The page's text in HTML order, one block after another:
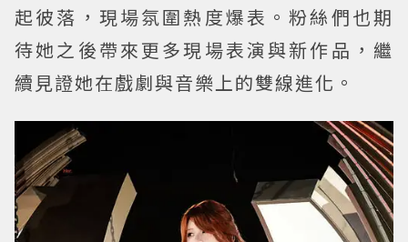
起彼落，現場氛圍熱度爆表。粉絲們也期
待她之後帶來更多現場表演與新作品，繼
續見證她在戲劇與音樂上的雙線進化。